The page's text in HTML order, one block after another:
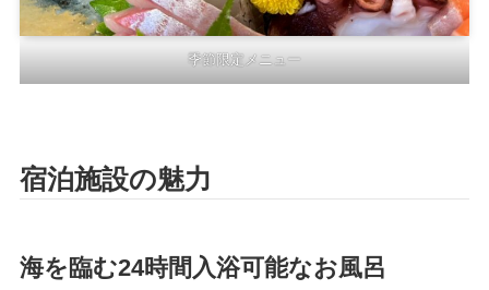
季節限定メニュー
宿泊施設の魅力
海を臨む24時間入浴可能なお風呂